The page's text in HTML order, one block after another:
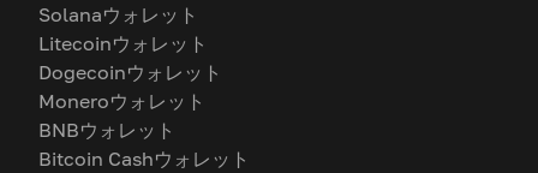
Solanaウォレット
Litecoinウォレット
Dogecoinウォレット
Moneroウォレット
BNBウォレット
Bitcoin Cashウォレット